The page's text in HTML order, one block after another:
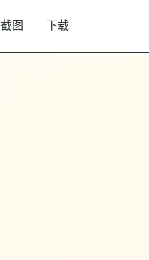
截图 下载